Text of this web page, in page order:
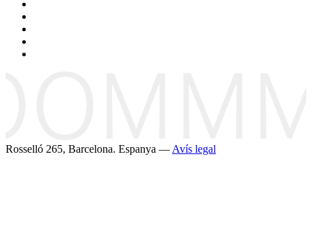
Rosselló 265, Barcelona. Espanya — Avís legal